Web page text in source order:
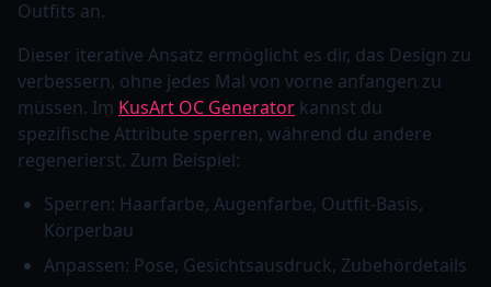
Outfits an.
Dieser iterative Ansatz ermöglicht es dir, das Design zu
verbessern, ohne jedes Mal von vorne anfangen zu
müssen. Im KusArt OC Generator kannst du
spezifische Attribute sperren, während du andere
regenerierst. Zum Beispiel:
Sperren: Haarfarbe, Augenfarbe, Outfit-Basis,
Körperbau
Anpassen: Pose, Gesichtsausdruck, Zubehördetails